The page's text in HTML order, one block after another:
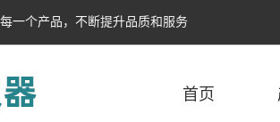
一个产品，不断提升品质和服务
首页